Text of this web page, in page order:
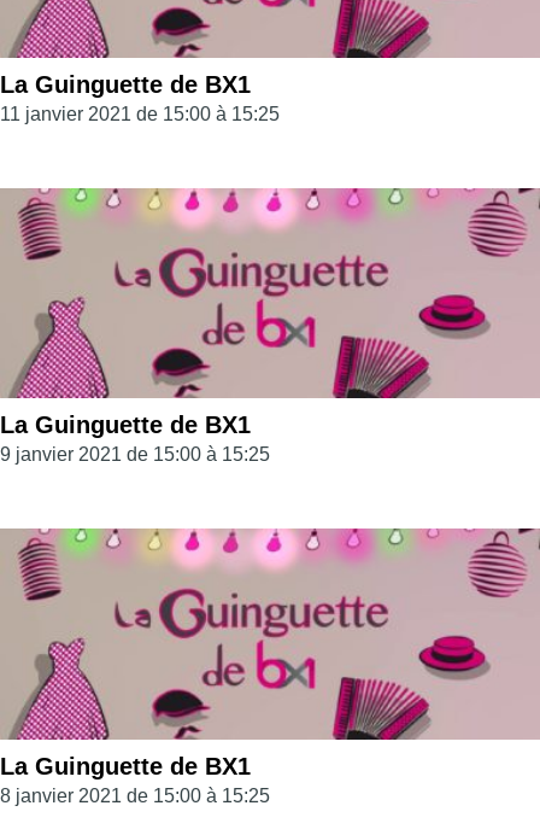
La Guinguette de BX1
11 janvier 2021 de 15:00 à 15:25
La Guinguette de BX1
9 janvier 2021 de 15:00 à 15:25
La Guinguette de BX1
8 janvier 2021 de 15:00 à 15:25